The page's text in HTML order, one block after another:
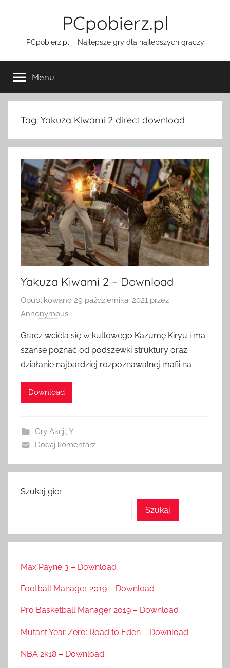
PCpobierz.pl
PCpobierz.pl – Najlepsze gry dla najlepszych graczy
Menu
Tag: Yakuza Kiwami 2 direct download
Yakuza Kiwami 2 – Download
Opublikowano 29 października, 2021 przez
Annonymous
Gracz wciela się w kultowego Kazumę Kiryu i ma
szanse poznać od podszewki struktury oraz
działanie najbardziej rozpoznawalnej mafii na
Download
Gry Akcji Y
Dodaj komentarz
Szukaj gier
Szukaj
Max Payne 3 – Download
Football Manager 2019 – Download
Pro Basketball Manager 2019 – Download
Mutant Year Zero: Road to Eden – Download
NBA 2k18 – Download